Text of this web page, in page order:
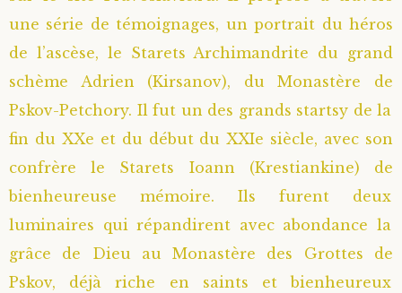
Saint Sophrony l’Athonite
Sainte Xenia
Sainte Matrone de Moscou
Staritsa Marie Makovkine
Natalia de Vyritsa
Staritsa Anastasia
Archimandrite Lazare (Abachidzé)
Geronda Arsenios le Spiléote
Gerondissa Makrina (Vassopoulou)
Archimandrite Nathanaël (Pospelov)
Père Héliodore
une série de témoignages, un portrait du héros
de l’ascèse, le Starets Archimandrite du grand
schème Adrien (Kirsanov), du Monastère de
Pskov-Petchory. Il fut un des grands startsy de la
fin du XXe et du début du XXIe siècle, avec son
confrère le Starets Ioann (Krestiankine) de
bienheureuse mémoire. Ils furent deux
luminaires qui répandirent avec abondance la
grâce de Dieu au Monastère des Grottes de
Pskov, déjà riche en saints et bienheureux